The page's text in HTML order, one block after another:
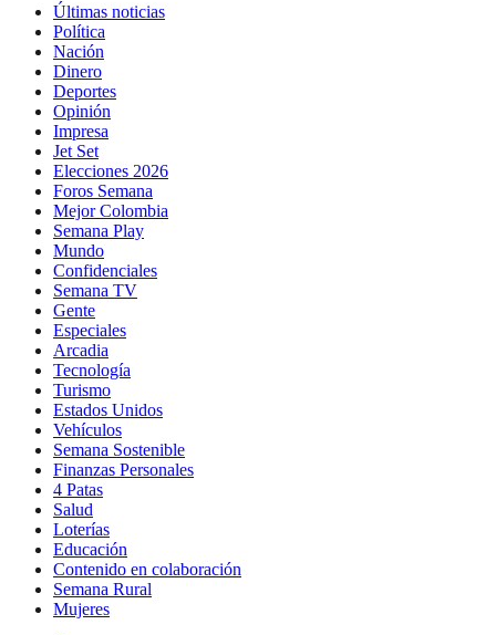
Últimas noticias
Política
Nación
Dinero
Deportes
Opinión
Impresa
Jet Set
Elecciones 2026
Foros Semana
Mejor Colombia
Semana Play
Mundo
Confidenciales
Semana TV
Gente
Especiales
Arcadia
Tecnología
Turismo
Estados Unidos
Vehículos
Semana Sostenible
Finanzas Personales
4 Patas
Salud
Loterías
Educación
Contenido en colaboración
Semana Rural
Mujeres